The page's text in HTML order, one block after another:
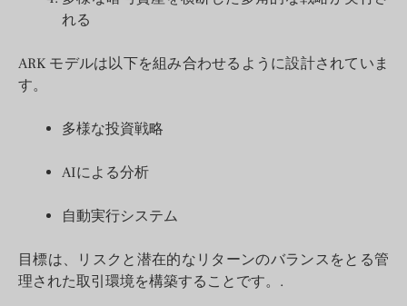
れる
ARK モデルは以下を組み合わせるように設計されていま
す。
多様な投資戦略
AIによる分析
自動実行システム
目標は、リスクと潜在的なリターンのバランスをとる管
理された取引環境を構築することです。.